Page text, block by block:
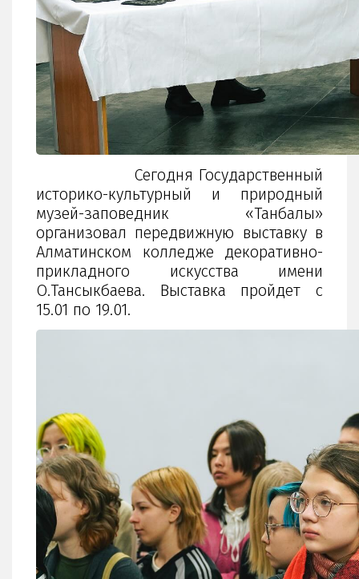
Сегодня Государственный
историко-культурный и природный
музей-заповедник «Танбалы»
организовал передвижную выставку в
Алматинском колледже декоративно-
прикладного искусства имени
О.Тансыкбаева. Выставка пройдет с
15.01 по 19.01.